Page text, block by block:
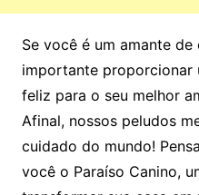
Se você é um amante
importante proporcionar
feliz para o seu melhor
Afinal, nossos peludos
cuidado do mundo!
você o Paraíso Canino,